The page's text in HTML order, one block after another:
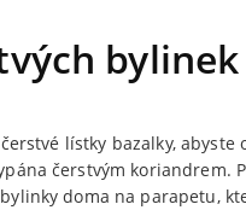
bylinek
lístky bazalky,
čerstvým koriandrem.
doma na parapetu,